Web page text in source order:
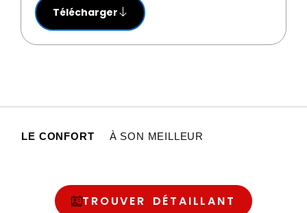
Télécharger
LE CONFORT À SON MEILLEUR
TROUVER DÉTAILLANT